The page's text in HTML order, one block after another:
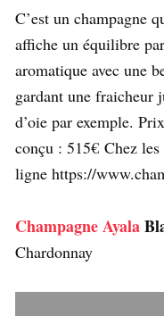
C’est un champagne
affiche un équilibre
aromatique avec une
gardant une fraicheur
d’oie par exemple.
conçu : 515€ Chez
ligne https://
Champagne Ayala
Chardonnay